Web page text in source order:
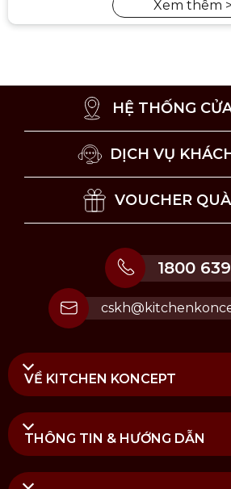
HỆ THỐNG
DỊCH VỤ
VOUCHER
1800
VỀ KITCHEN KONCEPT
THÔNG TIN & HƯỚNG DẪN